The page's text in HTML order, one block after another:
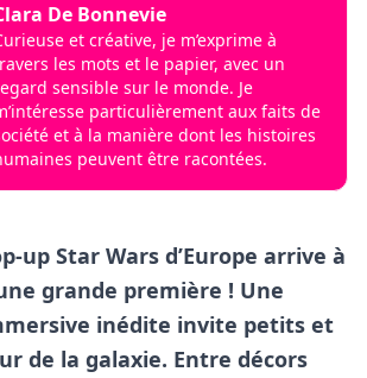
De Bonnevie
et créative, je m’exprime à
les mots et le papier, avec un
sensible sur le monde. Je
particulièrement aux faits de
et à la manière dont les histoires
peuvent être racontées.
up Star Wars d’Europe arrive à
grande première ! Une
inédite invite petits et
de la galaxie. Entre décors